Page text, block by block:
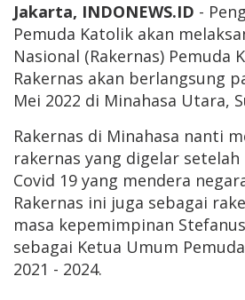
Jakarta, INDONEWS.ID -
Pemuda Katolik akan
Nasional (Rakernas) Pemuda
Rakernas akan berlangsung
Mei 2022 di Minahasa Utara,
Rakernas di Minahasa nanti
rakernas yang digelar
Covid 19 yang mendera
Rakernas ini juga sebagai
masa kepemimpinan
sebagai Ketua Umum
2021 - 2024.